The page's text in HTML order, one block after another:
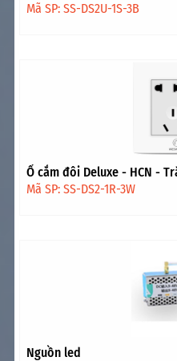
Mã SP: SS-DS2U-1S-3B
Ổ cắm đôi Deluxe - HCN -
Mã SP: SS-DS2-1R-3W
Nguồn led